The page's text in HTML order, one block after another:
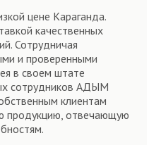
цене Караганда.
качественных
Сотрудничая
и проверенными
в своем штате
сотрудников АДЫМ
клиентам
продукцию, отвечающую